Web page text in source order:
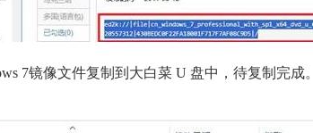
7镜像文件复制到大白菜 U 盘中，待复制完成。